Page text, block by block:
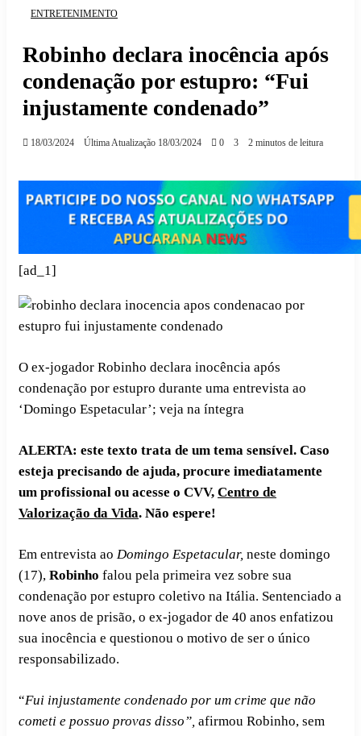
ENTRETENIMENTO
Robinho declara inocência após
condenação por estupro: “Fui
injustamente condenado”
18/03/2024 Última Atualização 18/03/2024 0 3 2 minutos de leitura
[ad_1]
O ex-jogador Robinho declara inocência após
condenação por estupro durante uma entrevista ao
‘Domingo Espetacular’; veja na íntegra
ALERTA: este texto trata de um tema sensível. Caso
esteja precisando de ajuda, procure imediatamente
um profissional ou acesse o CVV, Centro de
Valorização da Vida. Não espere!
Em entrevista ao Domingo Espetacular, neste domingo
(17), Robinho falou pela primeira vez sobre sua
condenação por estupro coletivo na Itália. Sentenciado a
nove anos de prisão, o ex-jogador de 40 anos enfatizou
sua inocência e questionou o motivo de ser o único
responsabilizado.
“Fui injustamente condenado por um crime que não
cometi e possuo provas disso”, afirmou Robinho, sem